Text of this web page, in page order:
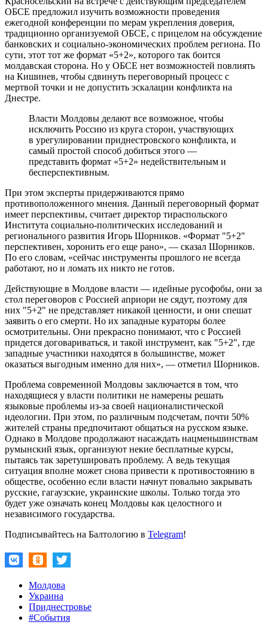
ОБСЕ предложил изучить возможности проведения
ежегодной конференции по мерам укрепления доверия,
традиционно организуемой ОБСЕ, с прицелом на обсуждение
банковских и социально-экономических проблем региона. По
сути, этот тот же формат «5+2», которого так боится
молдавская сторона. Но у ОБСЕ нет возможностей повлиять
на Кишинев, чтобы сдвинуть переговорный процесс с
мертвой точки и не допустить эскалации конфликта на
Днестре.
Власти Молдовы делают все возможное, чтобы
исключить Россию из круга сторон, участвующих
в урегулировании приднестровского конфликта, и
самый простой способ добиться этого —
представить формат «5+2» недействительным и
бесперспективным.
При этом эксперты придерживаются прямо
противоположенного мнения. Данный переговорный формат
имеет перспективы, считает директор тираспольского
Института социально-политических исследований и
регионального развития Игорь Шорников. «Формат "5+2"
перспективен, хоронить его еще рано», — сказал Шорников.
По его словам, «сейчас инструменты прошлого не всегда
работают, но и ломать их никто не готов.
Действующие в Молдове власти — идейные русофобы, они за
стол переговоров с Россией априори не сядут, поэтому для
них "5+2" не представляет никакой ценности, и они спешат
заявить о его смерти. Но их западные кураторы более
осмотрительны. Они прекрасно понимают, что с Россией
придется договариваться, и такой инструмент, как "5+2", где
западные участники находятся в большинстве, может
оказаться выгодным именно для них», — отметил Шорников.
Проблема современной Молдовы заключается в том, что
находящиеся у власти политики не намерены решать
языковые проблемы из-за своей националистической
идеологии. При этом, по различным подсчетам, почти 50%
жителей страны предпочитают общаться на русском языке.
Однако в Молдове продолжают насаждать нацменьшинствам
румынский язык, организуют некие бесплатные курсы,
пытаясь так заретушировать проблему. А ведь текущая
ситуация вполне может снова привести к противостоянию в
обществе, особенно если власти начнут повально закрывать
русские, гагаузские, украинские школы. Только тогда это
будет уже означать конец Молдовы как целостного и
независимого государства.
Подписывайтесь на Балтологию в Telegram!
Молдова
Украина
Приднестровье
#События